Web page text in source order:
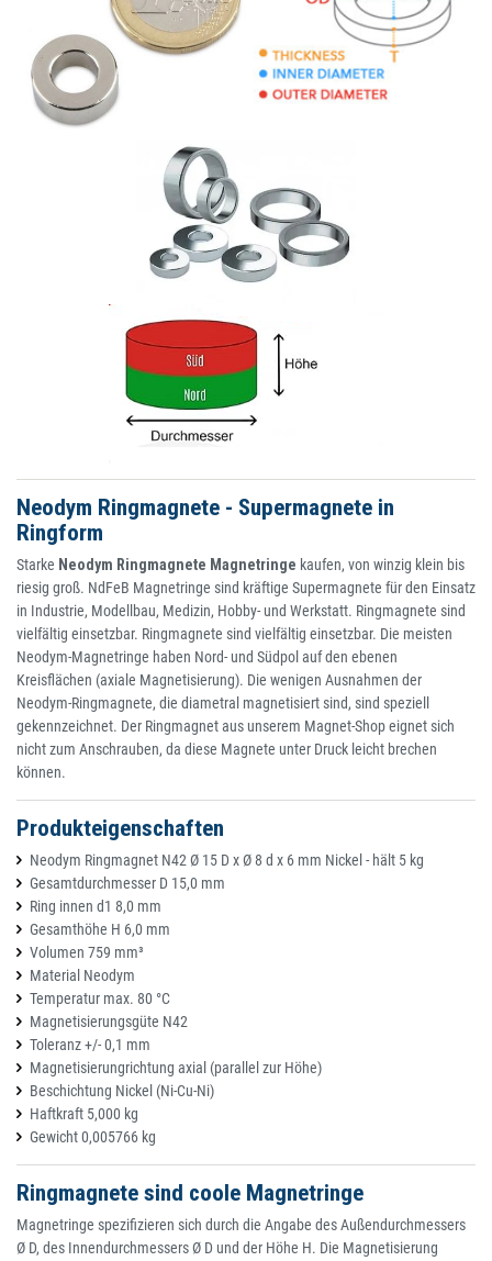
Neodym Ringmagnete - Supermagnete in
Ringform
Starke Neodym Ringmagnete Magnetringe kaufen, von winzig klein bis
riesig groß. NdFeB Magnetringe sind kräftige Supermagnete für den Einsatz
in Industrie, Modellbau, Medizin, Hobby- und Werkstatt. Ringmagnete sind
vielfältig einsetzbar. Ringmagnete sind vielfältig einsetzbar. Die meisten
Neodym-Magnetringe haben Nord- und Südpol auf den ebenen
Kreisflächen (axiale Magnetisierung). Die wenigen Ausnahmen der
Neodym-Ringmagnete, die diametral magnetisiert sind, sind speziell
gekennzeichnet. Der Ringmagnet aus unserem Magnet-Shop eignet sich
nicht zum Anschrauben, da diese Magnete unter Druck leicht brechen
können.
Produkteigenschaften
Neodym Ringmagnet N42 Ø 15 D x Ø 8 d x 6 mm Nickel - hält 5 kg
Gesamtdurchmesser D 15,0 mm
Ring innen d1 8,0 mm
Gesamthöhe H 6,0 mm
Volumen 759 mm³
Material Neodym
Temperatur max. 80 °C
Magnetisierungsgüte N42
Toleranz +/- 0,1 mm
Magnetisierungrichtung axial (parallel zur Höhe)
Beschichtung Nickel (Ni-Cu-Ni)
Haftkraft 5,000 kg
Gewicht 0,005766 kg
Ringmagnete sind coole Magnetringe
Magnetringe spezifizieren sich durch die Angabe des Außendurchmessers
Ø D, des Innendurchmessers Ø D und der Höhe H. Die Magnetisierung